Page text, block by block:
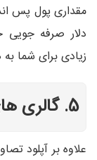
مقداری پول پس
دلار صرفه جویی
زیادی برای شما
5. گالری های خود را سازماندهی کنید
علاوه بر آپلود